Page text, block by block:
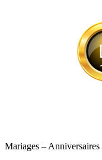
Mariages –